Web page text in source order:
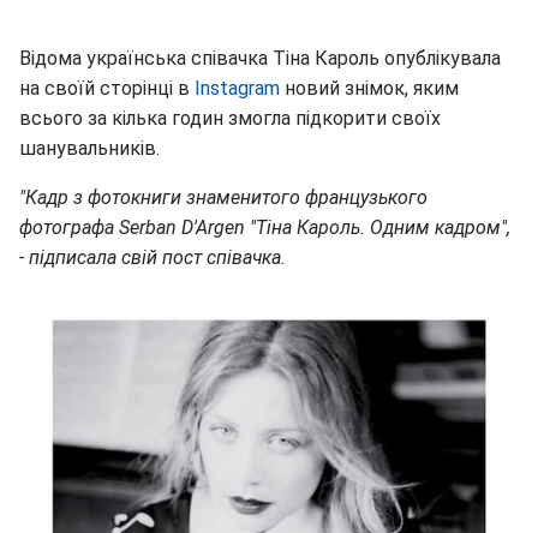
Відома українська співачка Тіна Кароль опублікувала
на своїй сторінці в Instagram новий знімок, яким
всього за кілька годин змогла підкорити своїх
шанувальників.
"Кадр з фотокниги знаменитого французького
фотографа Serban D'Argen "Тіна Кароль. Одним кадром",
- підписала свій пост співачка.